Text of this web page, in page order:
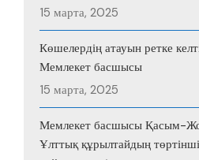
15 марта, 2025
Көшелердің атауын ретке
Мемлекет басшысы
15 марта, 2025
Мемлекет басшысы Қасым-
Ұлттық құрылтайдың